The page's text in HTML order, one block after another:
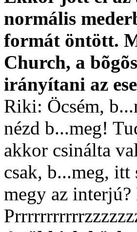
normális
formát öntött.
Church, a
irányítani az
Riki: Öcsém,
nézd b...meg!
akkor csinálta
csak, b...meg,
megy az